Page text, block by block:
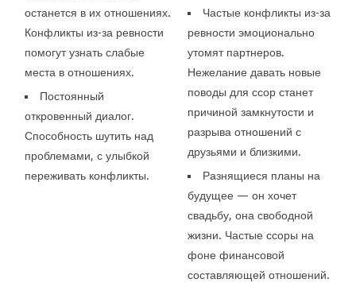
останется в их отношениях.
Конфликты из-за ревности
помогут узнать слабые
места в отношениях.
Постоянный
откровенный диалог.
Способность шутить над
проблемами, с улыбкой
переживать конфликты.
Частые конфликты из-за
ревности эмоционально
утомят партнеров.
Нежелание давать новые
поводы для ссор станет
причиной замкнутости и
разрыва отношений с
друзьями и близкими.
Разнящиеся планы на
будущее — он хочет
свадьбу, она свободной
жизни. Частые ссоры на
фоне финансовой
составляющей отношений.